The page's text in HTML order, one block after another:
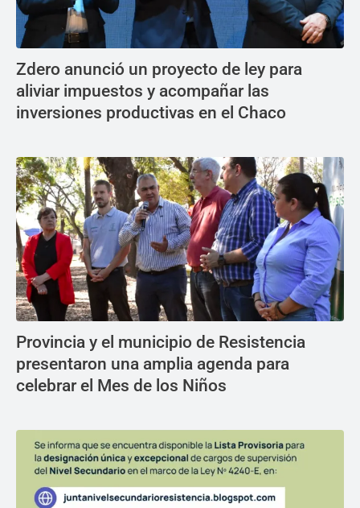
Zdero anunció un proyecto de ley para
aliviar impuestos y acompañar las
inversiones productivas en el Chaco
Provincia y el municipio de Resistencia
presentaron una amplia agenda para
celebrar el Mes de los Niños